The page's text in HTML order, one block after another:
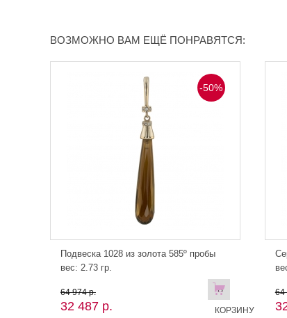
ВОЗМОЖНО ВАМ ЕЩЁ ПОНРАВЯТСЯ:
-50%
Подвеска 1028 из золота 585º пробы
вес: 2.73 гр.
64 974 р.
32 487 р.
В
КОРЗИНУ
64